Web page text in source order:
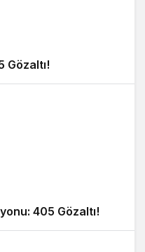
Gözaltı!
405 Gözaltı!